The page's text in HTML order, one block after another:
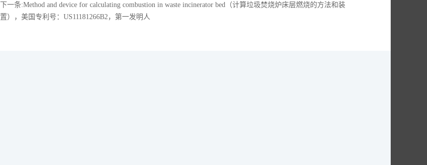
下一条:Method and device for calculating combustion in waste incinerator bed（计算垃圾焚烧炉床层燃烧的方法和装
置），美国专利号：US11181266B2，第一发明人